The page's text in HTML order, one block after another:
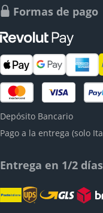
Formas de pago
Depósito Bancario
Pago a la entrega (solo
Entrega en 1/2 días